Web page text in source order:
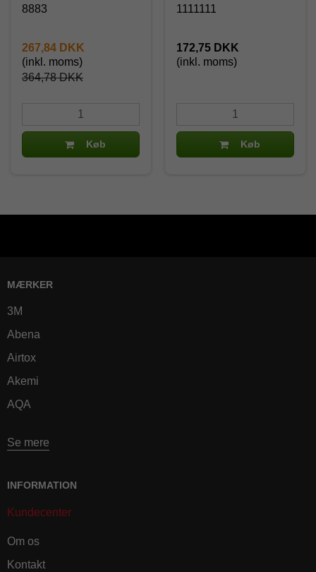
8883
364,78 DKK
267,84 DKK
(inkl. moms)
Køb
1111111
172,75 DKK
(inkl. moms)
Køb
MÆRKER
3M
Abena
Airtox
Akemi
AQA
Se mere
INFORMATION
Kundecenter
Om os
Kontakt